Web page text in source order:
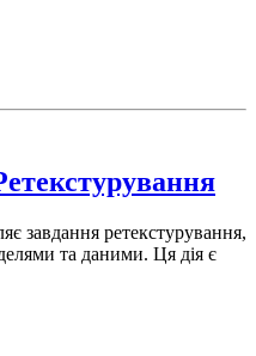
завдання ретекстурування,
та даними. Ця дія є